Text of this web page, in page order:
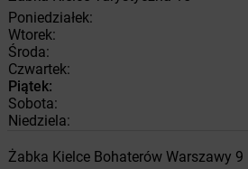
Poniedziałek:
Wtorek:
Środa:
Czwartek:
Piątek:
Sobota:
Niedziela:
Żabka Kielce Bohaterów Warszawy 9